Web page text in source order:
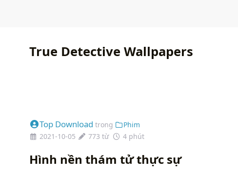
True Detective Wallpapers
Top Download trong
Phim
2021-10-05
773 từ 4 phút
Hình nền thám tử thực sự